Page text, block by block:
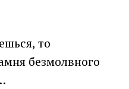
то
безмолвного